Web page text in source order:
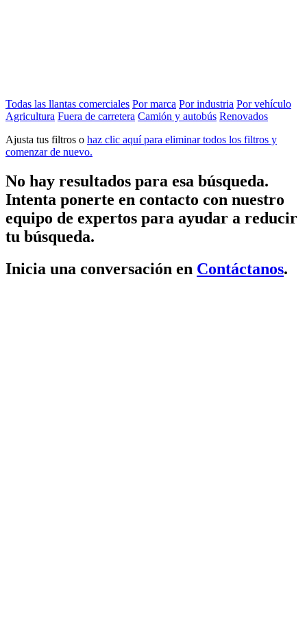
Todas las llantas comerciales Por marca Por industria Por vehículo
Agricultura Fuera de carretera Camión y autobús Renovados
Ajusta tus filtros o haz clic aquí para eliminar todos los filtros y
comenzar de nuevo.
No hay resultados para esa búsqueda.
Intenta ponerte en contacto con nuestro
equipo de expertos para ayudar a reducir
tu búsqueda.
Inicia una conversación en Contáctanos.